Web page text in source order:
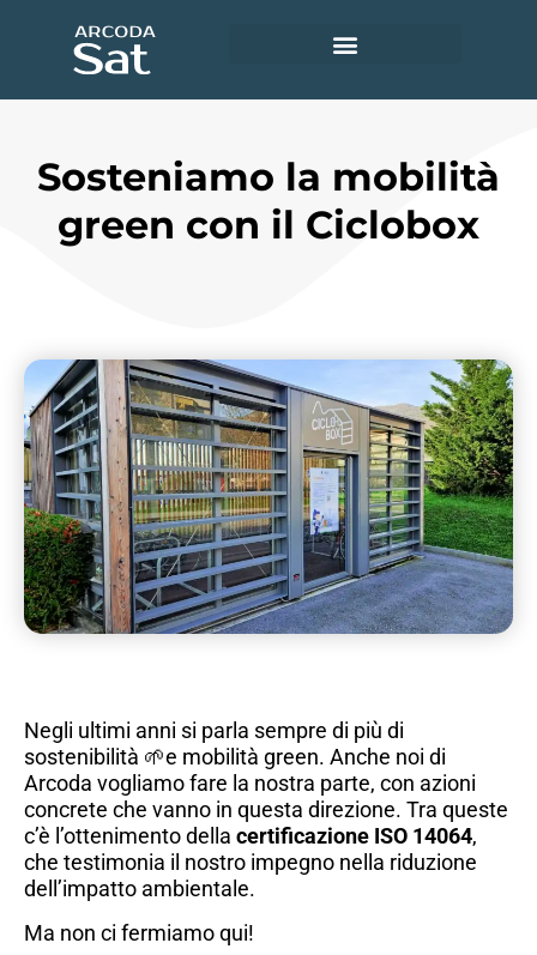
Sosteniamo la mobilità
green con il Ciclobox
Negli ultimi anni si parla sempre di più di
sostenibilità 🌱e mobilità green. Anche noi di
Arcoda vogliamo fare la nostra parte, con azioni
concrete che vanno in questa direzione. Tra queste
c’è l’ottenimento della certificazione ISO 14064,
che testimonia il nostro impegno nella riduzione
dell’impatto ambientale.
Ma non ci fermiamo qui!